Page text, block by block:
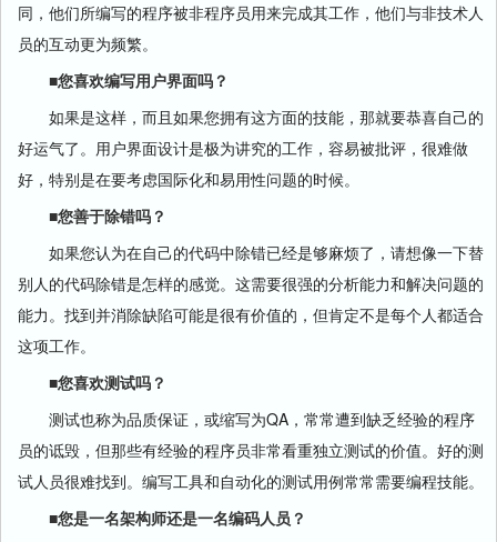
同，他们所编写的程序被非程序员用来完成其工作，他们与非技术人
员的互动更为频繁。
■您喜欢编写用户界面吗？
如果是这样，而且如果您拥有这方面的技能，那就要恭喜自己的
好运气了。用户界面设计是极为讲究的工作，容易被批评，很难做
好，特别是在要考虑国际化和易用性问题的时候。
■您善于除错吗？
如果您认为在自己的代码中除错已经是够麻烦了，请想像一下替
别人的代码除错是怎样的感觉。这需要很强的分析能力和解决问题的
能力。找到并消除缺陷可能是很有价值的，但肯定不是每个人都适合
这项工作。
■您喜欢测试吗？
测试也称为品质保证，或缩写为QA，常常遭到缺乏经验的程序
员的诋毁，但那些有经验的程序员非常看重独立测试的价值。好的测
试人员很难找到。编写工具和自动化的测试用例常常需要编程技能。
■您是一名架构师还是一名编码人员？